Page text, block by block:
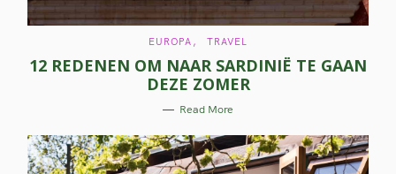
T
E
G
O
R
I
S
EUROPA TRAVEL
12 REDENEN OM NAAR SARDINIË TE GAAN
DEZE ZOMER
Read More